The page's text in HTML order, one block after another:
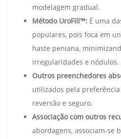
modelagem gradual.
Método UroFill™: É uma
populares, pois foca em
haste peniana,
irregularidades e nódulos.
Outros preenchedores
utilizados pela
reversão e seguro.
Associação com outros
abordagens, associam-se